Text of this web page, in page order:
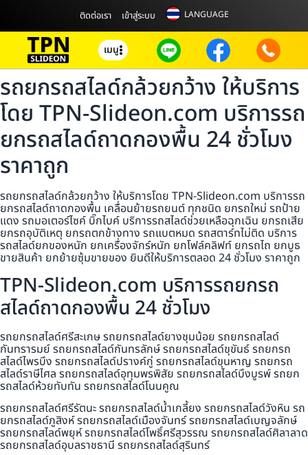
ติดต่อเรา เข้าสู่ระบบ LANGUAGE
เมนู
รถยกรถสไลด์กล้วยกว้าง ให้บริการ
โดย TPN-Slideon.com บริการรถ
ยกรถสไลด์ถาดกองพื้น 24 ชั่วโมง
ราคาถูก
รถยกรถสไลด์กล้วยกว้าง ให้บริการโดย TPN-Slideon.com บริการรถ
ยกรถสไลด์ถาดกองพื้น เคลื่อนย้ายรถยนต์ ทุกชนิด ยกรถใหม่ รถป้าย
แดง รถมอเตอร์ไซค์ บิ๊กไบค์ บริการรถสไลด์ช่วยเหลือฉุกเฉิน ยกรถเสีย
ยกรถอุบัติเหตุ ยกรถตกข้างทาง รถแบตหมด รถสตาร์ทไม่ติด บริการ
รถสไลด์ยกของหนัก ยกเครื่องจักร์หนัก ยกโฟล์คลิฟท์ ยกรถไถ ยกบูธ
ขายสินค้า ยกย้ายซุ้มขายของ ยินดีให้บริการตลอด 24 ชั่วโมง ราคาถูก
TPN-Slideon.com บริการรถยกรถ
สไลด์ถาดกองพื้น 24 ชั่วโมง
รถยกรถสไลด์ศรีสะเกษ รถยกรถสไลด์ยางชุมน้อย รถยกรถสไลด์
กันทรารมย์ รถยกรถสไลด์กันทรลักษ์ รถยกรถสไลด์ขุขันธ์ รถยกรถ
สไลด์ไพรบึง รถยกรถสไลด์ปรางค์กู่ รถยกรถสไลด์ขุนหาญ รถยกรถ
สไลด์ราษีไศล รถยกรถสไลด์อุทุมพรพิสัย รถยกรถสไลด์บึงบูรพ์ รถยก
รถสไลด์ห้วยทับทัน รถยกรถสไลด์โนนคูณ
รถยกรถสไลด์ศรีรัตนะ รถยกรถสไลด์น้ำเกลี้ยง รถยกรถสไลด์วังหิน รถ
ยกรถสไลด์ภูสิงห์ รถยกรถสไลด์เมืองจันทร์ รถยกรถสไลด์เบญจลักษ์
รถยกรถสไลด์พยุห์ รถยกรถสไลด์โพธิ์ศรีสุวรรณ รถยกรถสไลด์ศิลาลาด
รถยกรถสไลด์อุบลราชธานี รถยกรถสไลด์สุรินทร์